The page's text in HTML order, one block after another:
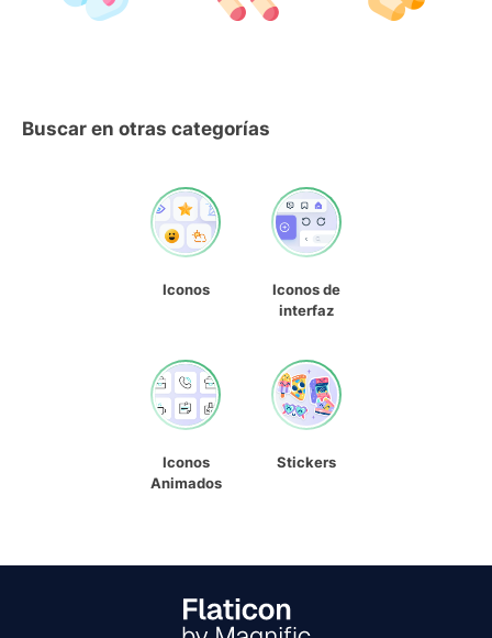
Buscar en otras categorías
Iconos
Iconos de
interfaz
Iconos
Animados
Stickers